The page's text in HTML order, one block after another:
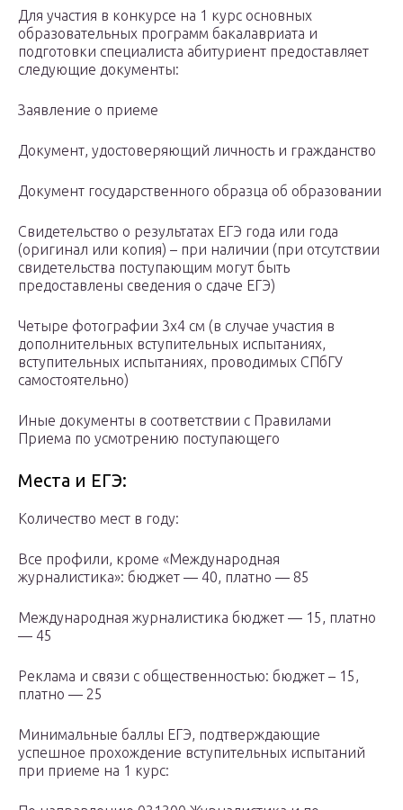
Для участия в конкурсе на 1 курс основных
образовательных программ бакалавриата и
подготовки специалиста абитуриент предоставляет
следующие документы:
Заявление о приеме
Документ, удостоверяющий личность и гражданство
Документ государственного образца об образовании
Свидетельство о результатах ЕГЭ года или года
(оригинал или копия) – при наличии (при отсутствии
свидетельства поступающим могут быть
предоставлены сведения о сдаче ЕГЭ)
Четыре фотографии 3х4 см (в случае участия в
дополнительных вступительных испытаниях,
вступительных испытаниях, проводимых СПбГУ
самостоятельно)
Иные документы в соответствии с Правилами
Приема по усмотрению поступающего
Места и ЕГЭ:
Количество мест в году:
Все профили, кроме «Международная
журналистика»: бюджет — 40, платно — 85
Международная журналистика бюджет — 15, платно
— 45
Реклама и связи с общественностью: бюджет – 15,
платно — 25
Минимальные баллы ЕГЭ, подтверждающие
успешное прохождение вступительных испытаний
при приеме на 1 курс: